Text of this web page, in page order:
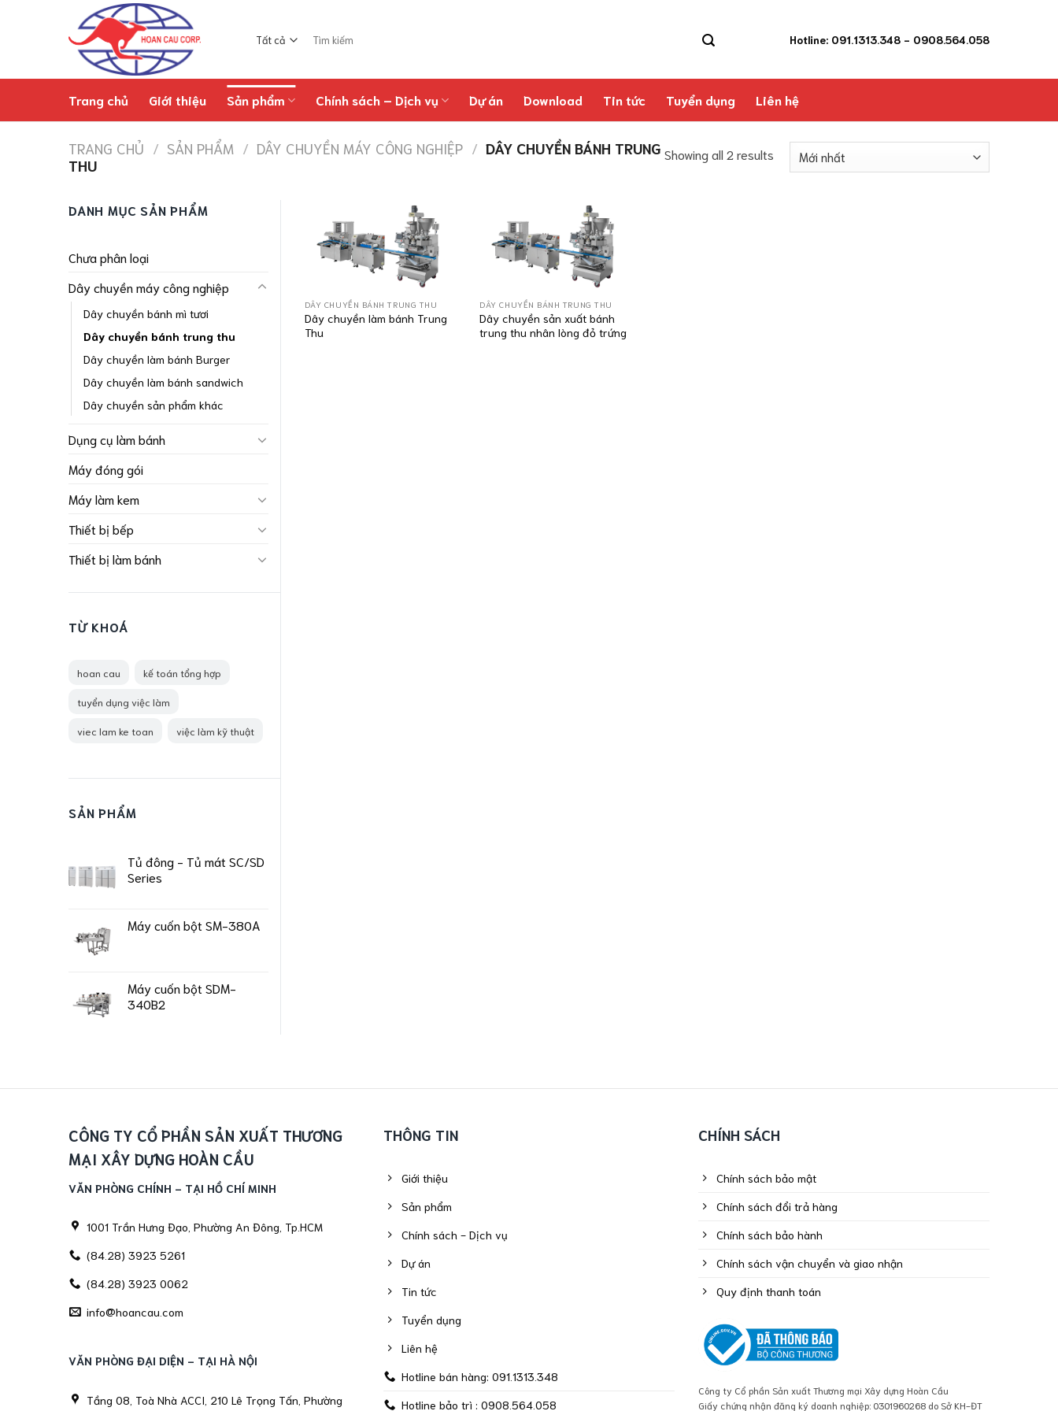
kiếm:
Hotline: 091.1313.348 - 0908.564.058
Trang chủ Giới thiệu Sản phẩm Chính sách – Dịch vụ Dự án Download Tin tức Tuyển dụng Liên hệ
TRANG CHỦ / SẢN PHẨM / DÂY CHUYỀN MÁY CÔNG NGHIỆP / DÂY CHUYỀN BÁNH TRUNG
THU
Showing all 2 results
DANH MỤC SẢN PHẨM
Chưa phân loại
Dây chuyền máy công nghiệp
Dây chuyền bánh mì tươi
Dây chuyền bánh trung thu
Dây chuyền làm bánh Burger
Dây chuyền làm bánh sandwich
Dây chuyền sản phẩm khác
Dụng cụ làm bánh
Máy đóng gói
Máy làm kem
Thiết bị bếp
Thiết bị làm bánh
TỪ KHOÁ
hoan cau kế toán tổng hợp
tuyển dụng việc làm
viec lam ke toan việc làm kỹ thuật
SẢN PHẨM
Tủ đông - Tủ mát SC/SD
Series
Máy cuốn bột SM-380A
Máy cuốn bột SDM-
340B2
DÂY CHUYỀN BÁNH TRUNG THU
Dây chuyền làm bánh Trung
Thu
DÂY CHUYỀN BÁNH TRUNG THU
Dây chuyền sản xuất bánh
trung thu nhân lòng đỏ trứng
CÔNG TY CỔ PHẦN SẢN XUẤT THƯƠNG
MẠI XÂY DỰNG HOÀN CẦU
VĂN PHÒNG CHÍNH - TẠI HỒ CHÍ MINH
1001 Trần Hưng Đạo, Phường An Đông, Tp.HCM
(84.28) 3923 5261
(84.28) 3923 0062
info@hoancau.com
VĂN PHÒNG ĐẠI DIỆN - TẠI HÀ NỘI
Tầng 08, Toà Nhà ACCI, 210 Lê Trọng Tấn, Phường
THÔNG TIN
Giới thiệu
Sản phẩm
Chính sách - Dịch vụ
Dự án
Tin tức
Tuyển dụng
Liên hệ
Hotline bán hàng: 091.1313.348
Hotline bảo trì : 0908.564.058
CHÍNH SÁCH
Chính sách bảo mật
Chính sách đổi trả hàng
Chính sách bảo hành
Chính sách vận chuyển và giao nhận
Quy định thanh toán
Công ty Cổ phần Sản xuất Thương mại Xây dựng Hoàn Cầu
Giấy chứng nhận đăng ký doanh nghiệp: 0301960268 do Sở KH-ĐT